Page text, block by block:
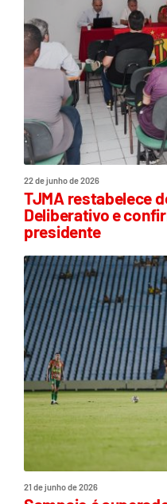
22 de junho de 2026
TJMA restabelece
Deliberativo e
presidente
21 de junho de 2026